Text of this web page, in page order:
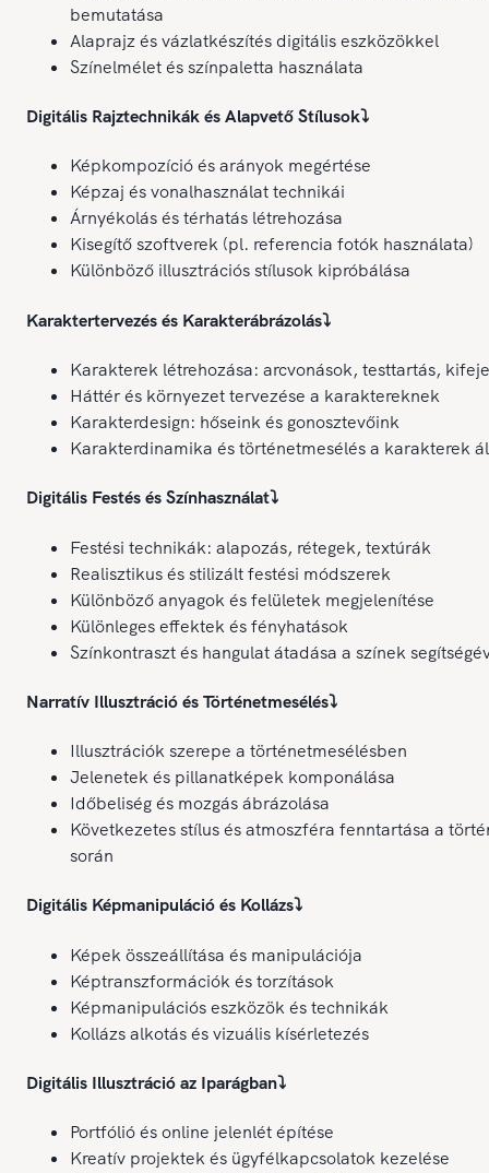
bemutatása
Alaprajz és vázlatkészítés digitális eszközökkel
Színelmélet és színpaletta használata
Digitális Rajztechnikák és Alapvető Stílusok⤵️
Képkompozíció és arányok megértése
Képzaj és vonalhasználat technikái
Árnyékolás és térhatás létrehozása
Kisegítő szoftverek (pl. referencia fotók használata)
Különböző illusztrációs stílusok kipróbálása
Karaktertervezés és Karakterábrázolás⤵️
Karakterek létrehozása: arcvonások, testtartás,
Háttér és környezet tervezése a karaktereknek
Karakterdesign: hőseink és gonosztevőink
Karakterdinamika és történetmesélés a karakterek
Digitális Festés és Színhasználat⤵️
Festési technikák: alapozás, rétegek, textúrák
Realisztikus és stilizált festési módszerek
Különböző anyagok és felületek megjelenítése
Különleges effektek és fényhatások
Színkontraszt és hangulat átadása a színek
Narratív Illusztráció és Történetmesélés⤵️
Illusztrációk szerepe a történetmesélésben
Jelenetek és pillanatképek komponálása
Időbeliség és mozgás ábrázolása
Következetes stílus és atmoszféra fenntartása a
során
Digitális Képmanipuláció és Kollázs⤵️
Képek összeállítása és manipulációja
Képtranszformációk és torzítások
Képmanipulációs eszközök és technikák
Kollázs alkotás és vizuális kísérletezés
Digitális Illusztráció az Iparágban⤵️
Portfólió és online jelenlét építése
Kreatív projektek és ügyfélkapcsolatok kezelése